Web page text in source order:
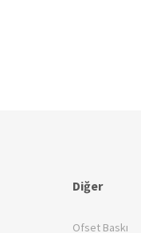
Diğer
Ofset Baskı